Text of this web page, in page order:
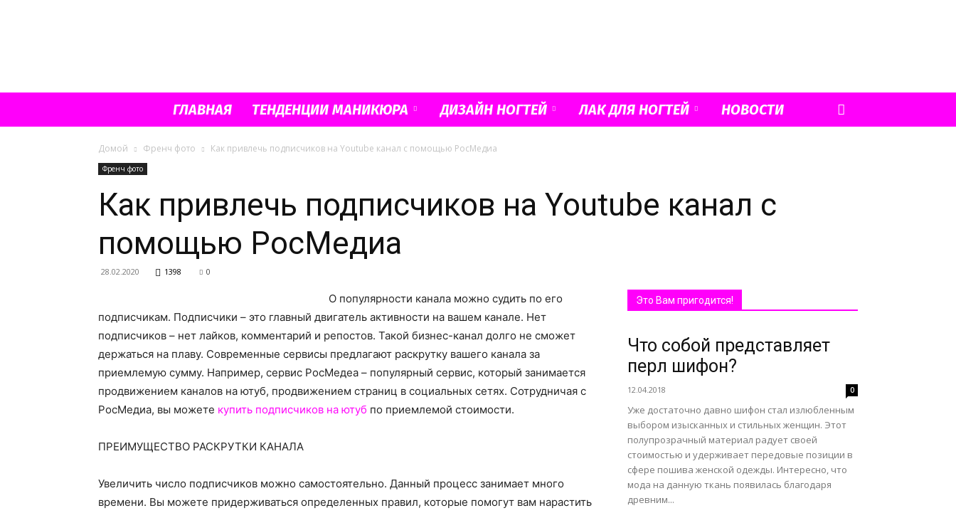
Французский
все
ГЛАВНАЯ ТЕНДЕНЦИИ МАНИКЮРА ДИЗАЙН НОГТЕЙ ЛАК ДЛЯ НОГТЕЙ НОВОСТИ
Домой Френч фото Как привлечь подписчиков на Youtube канал с помощью РосМедиа
Френч фото
Как привлечь подписчиков на Youtube канал с
помощью РосМедиа
28.02.2020 1398 0
О популярности канала можно судить по его
подписчикам. Подписчики – это главный двигатель активности на вашем канале. Нет
подписчиков – нет лайков, комментарий и репостов. Такой бизнес-канал долго не сможет
держаться на плаву. Современные сервисы предлагают раскрутку вашего канала за
приемлемую сумму. Например, сервис РосМедеа – популярный сервис, который занимается
продвижением каналов на ютуб, продвижением страниц в социальных сетях. Сотрудничая с
РосМедиа, вы можете купить подписчиков на ютуб по приемлемой стоимости.
ПРЕИМУЩЕСТВО РАСКРУТКИ КАНАЛА
Увеличить число подписчиков можно самостоятельно. Данный процесс занимает много
времени. Вы можете придерживаться определенных правил, которые помогут вам нарастить
Это Вам пригодится!
Что собой представляет
перл шифон?
12.04.2018 0
Уже достаточно давно шифон стал излюбленным
выбором изысканных и стильных женщин. Этот
полупрозрачный материал радует своей
стоимостью и удерживает передовые позиции в
сфере пошива женской одежды. Интересно, что
мода на данную ткань появилась благодаря
древним...